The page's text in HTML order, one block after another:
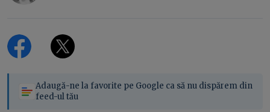
Adaugă-ne la favorite pe Google ca să nu dispărem din
feed-ul tău